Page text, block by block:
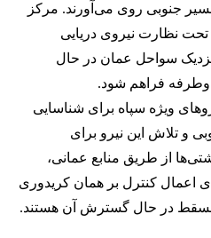
جنوبی روی می‌آورند. مرکز
تحت نظارت نیروی دریایی
نزدیک سواحل عمان در حال
فراهم شود.
ویژه سپاه برای شناسایی
و تلاش این نیرو برای
از طریق منابع عمانی،
اعمال کنترل بر همان کریدوری
مسقط در حال گسترش آن هستند.